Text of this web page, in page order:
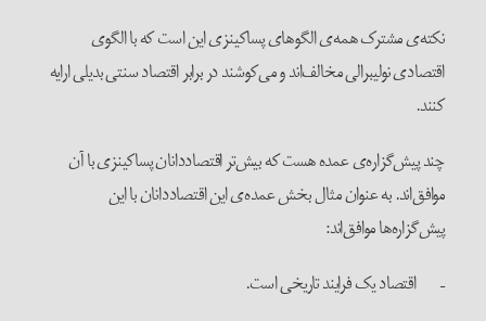
نکته‌ی مشترک همه‌ی الگوهای پساکینزی این است که با الگوی
اقتصادی نولیبرالی مخالف‌اند و می‌کوشند در برابر اقتصاد سنتی بدیلی ارایه
کنند.
چند پیش‌گزاره‌ی عمده هست که بیش‌تر اقتصاددانان پساکینزی با آن
موافق‌اند. به عنوان مثال بخش عمده‌ی این اقتصاددانان با این
پیش‌گزاره‌ها موافق‌اند:
– اقتصاد یک فرایند تاریخی است.